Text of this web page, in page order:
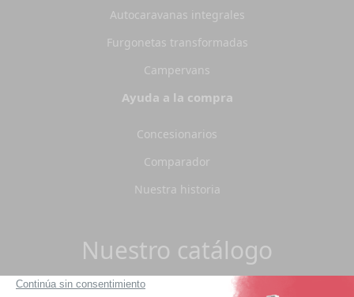
Autocaravanas integrales
Furgonetas transformadas
Campervans
Ayuda a la compra
Concesionarios
Comparador
Nuestra historia
Nuestro catálogo
¿Quiere estar al día de nuestra flota?